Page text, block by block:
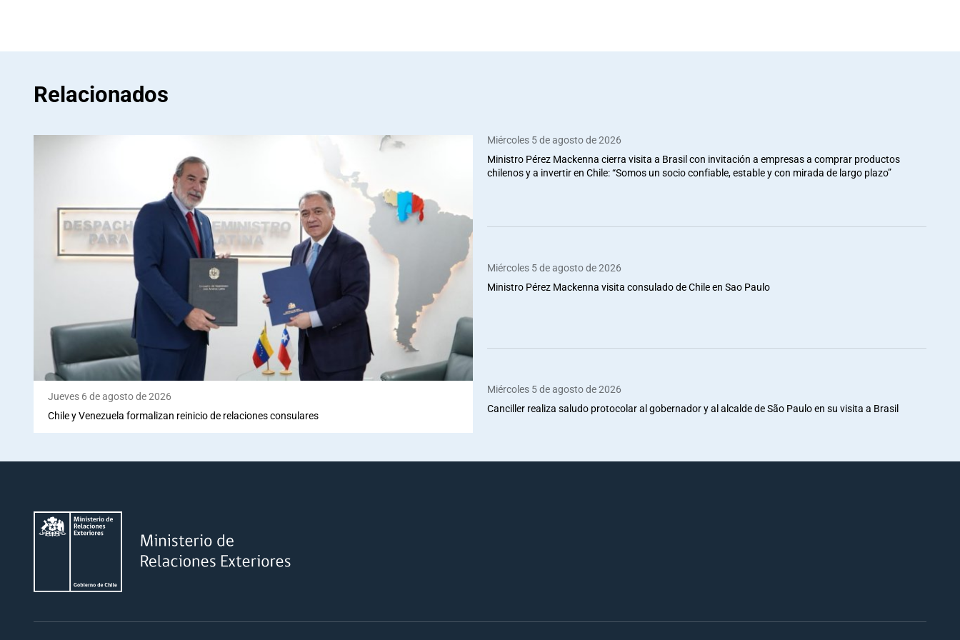
Relacionados
Jueves 6 de agosto de 2026
Chile y Venezuela formalizan reinicio de relaciones consulares
Miércoles 5 de agosto de 2026
Ministro Pérez Mackenna cierra visita a Brasil con invitación a empresas a comprar productos
chilenos y a invertir en Chile: “Somos un socio confiable, estable y con mirada de largo plazo”
Miércoles 5 de agosto de 2026
Ministro Pérez Mackenna visita consulado de Chile en Sao Paulo
Miércoles 5 de agosto de 2026
Canciller realiza saludo protocolar al gobernador y al alcalde de São Paulo en su visita a Brasil